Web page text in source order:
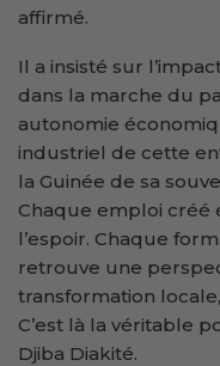
affirmé.
Il a insisté sur
dans la marche du
autonomie
industriel de cette
la Guinée de sa
Chaque emploi créé
l’espoir. Chaque
retrouve une
transformation
C’est là la véritable
Djiba Diakité.